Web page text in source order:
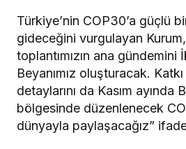
Türkiye’nin COP30’a güçlü
gideceğini vurgulayan
toplantımızın ana gündemini
Beyanımız oluşturacak. Katkı
detaylarını da Kasım ayında
bölgesinde düzenlenecek
dünyayla paylaşacağız”